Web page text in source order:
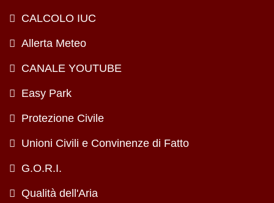
CALCOLO IUC
Allerta Meteo
CANALE YOUTUBE
Easy Park
Protezione Civile
Unioni Civili e Convinenze di Fatto
G.O.R.I.
Qualità dell'Aria